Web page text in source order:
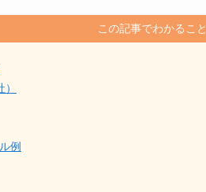
この記事でわかること
例